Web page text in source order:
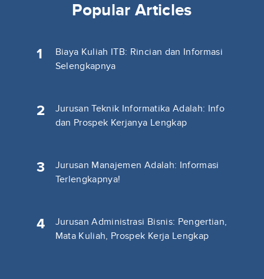
Popular Articles
1
Biaya Kuliah ITB: Rincian dan Informasi
Selengkapnya
2
Jurusan Teknik Informatika Adalah: Info
dan Prospek Kerjanya Lengkap
3
Jurusan Manajemen Adalah: Informasi
Terlengkapnya!
4
Jurusan Administrasi Bisnis: Pengertian,
Mata Kuliah, Prospek Kerja Lengkap